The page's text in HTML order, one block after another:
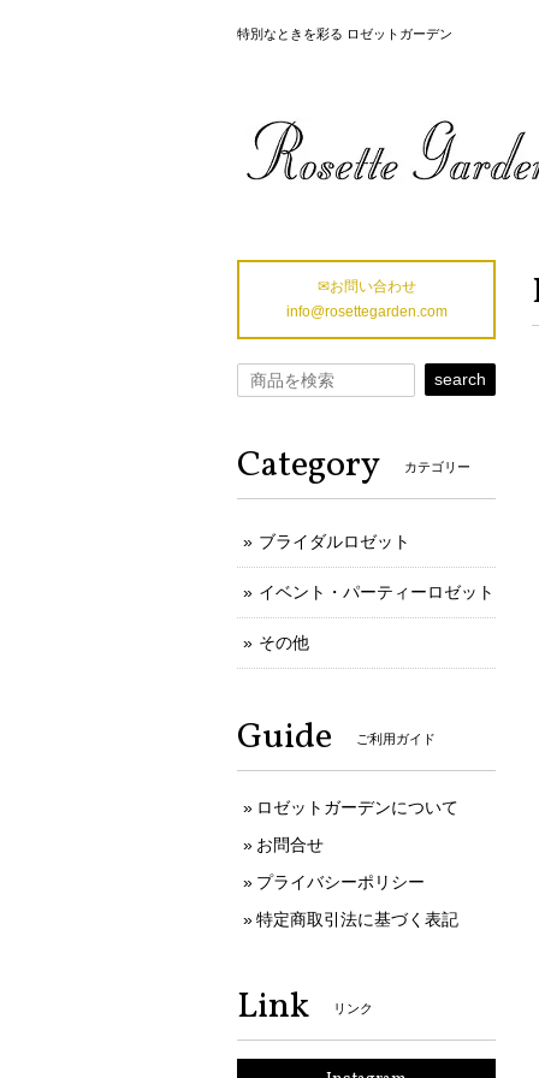
特別なときを彩る ロゼットガーデン
✉お問い合わせ
info@rosettegarden.com
search
Category カテゴリー
ブライダルロゼット
イベント・パーティーロゼット
その他
Guide ご利用ガイド
ロゼットガーデンについて
お問合せ
プライバシーポリシー
特定商取引法に基づく表記
Link リンク